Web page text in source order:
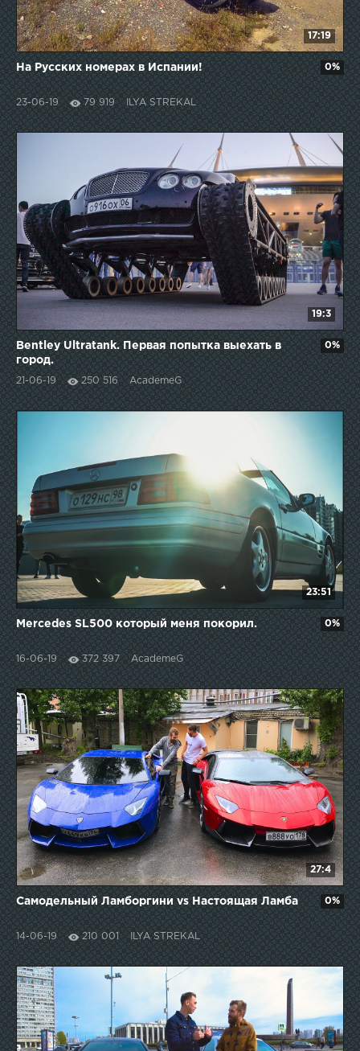
17:19
На Русских номерах в Испании!
23-06-19 79 919 ILYA STREKAL
0%
19:3
Bentley Ultratank. Первая попытка выехать в
город.
21-06-19 250 516 AcademeG
0%
23:51
Mercedes SL500 который меня покорил.
16-06-19 372 397 AcademeG
0%
27:4
Самодельный Ламборгини vs Настоящая Ламба
14-06-19 210 001 ILYA STREKAL
0%